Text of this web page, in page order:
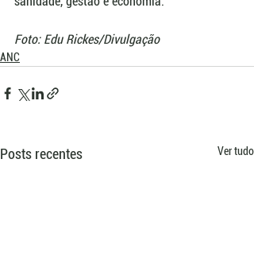
Foto: Edu Rickes/Divulgação
ANC
Posts recentes Ver tudo